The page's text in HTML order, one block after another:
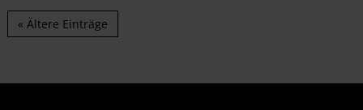
« Ältere Einträge